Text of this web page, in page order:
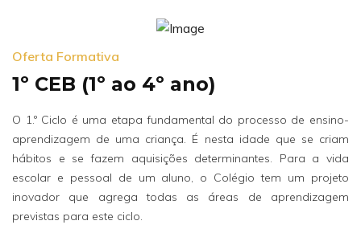
Oferta Formativa
1º CEB (1º ao 4º ano)
O 1.º Ciclo é uma etapa fundamental do processo de ensino-
aprendizagem de uma criança. É nesta idade que se criam
hábitos e se fazem aquisições determinantes. Para a vida
escolar e pessoal de um aluno, o Colégio tem um projeto
inovador que agrega todas as áreas de aprendizagem
previstas para este ciclo.